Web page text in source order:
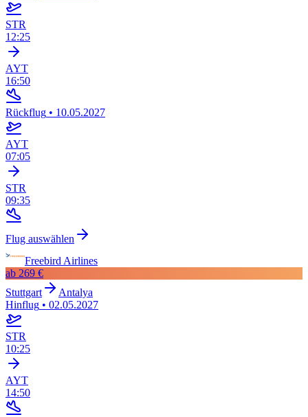
STR
12:25
AYT
16:50
Rückflug • 10.05.2027
AYT
07:05
STR
09:35
Flug auswählen
Freebird Airlines
ab 269 €
Stuttgart
Antalya
Hinflug • 02.05.2027
STR
10:25
AYT
14:50